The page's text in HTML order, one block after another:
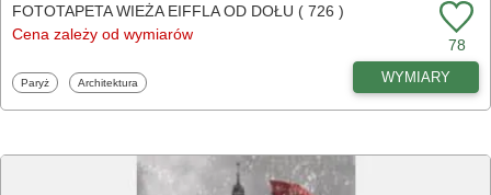
FOTOTAPETA WIEŻA EIFFLA OD DOŁU ( 726 )
Cena zależy od wymiarów
78
Fototapety
Paryż Fototapety
Architektura WYMIARY